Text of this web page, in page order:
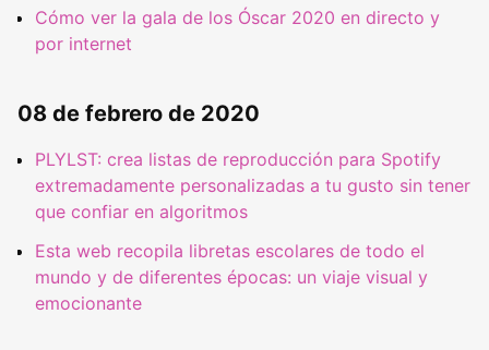
Cómo ver la gala de los Óscar 2020 en directo y
por internet
08 de febrero de 2020
PLYLST: crea listas de reproducción para Spotify
extremadamente personalizadas a tu gusto sin tener
que confiar en algoritmos
Esta web recopila libretas escolares de todo el
mundo y de diferentes épocas: un viaje visual y
emocionante